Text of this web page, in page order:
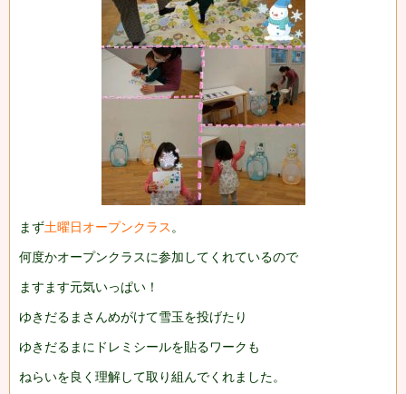
まず土曜日オープンクラス。
何度かオープンクラスに参加してくれているので
ますます元気いっぱい！
ゆきだるまさんめがけて雪玉を投げたり
ゆきだるまにドレミシールを貼るワークも
ねらいを良く理解して取り組んでくれました。